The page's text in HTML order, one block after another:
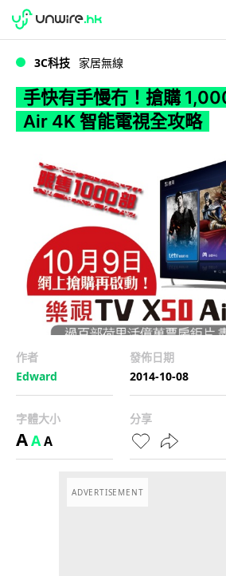
WWDC 2026
3C科技 家居無線
手快有手慢冇！搶購
Air 4K 智能電視全攻略
作者
Edward
發佈日期
2014-10-08
字體大小
AAA
分享
ADVERTISEMENT